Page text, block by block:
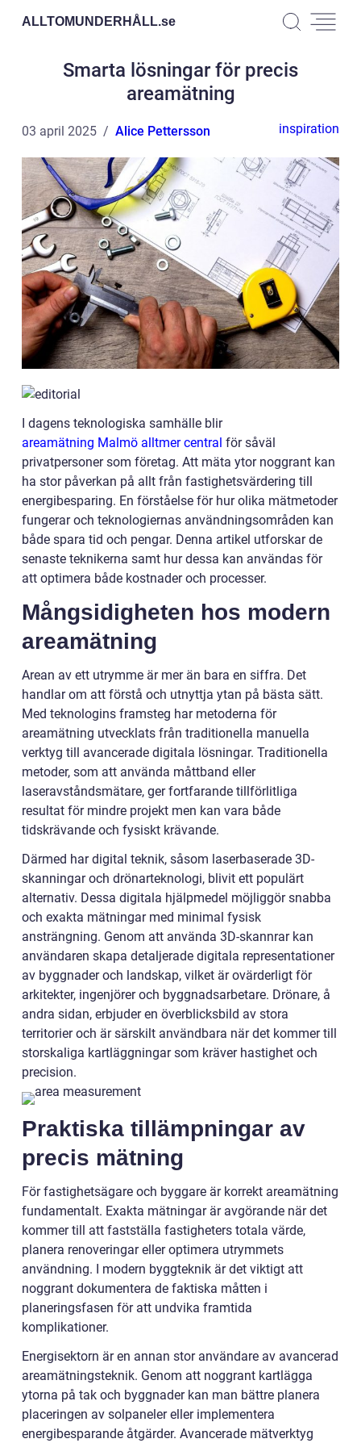
ALLTOMUNDERHÅLL.se
Smarta lösningar för precis
areamätning
03 april 2025 Alice Pettersson inspiration
I dagens teknologiska samhälle blir
areamätning Malmö alltmer central för såväl
privatpersoner som företag. Att mäta ytor noggrant kan
ha stor påverkan på allt från fastighetsvärdering till
energibesparing. En förståelse för hur olika mätmetoder
fungerar och teknologiernas användningsområden kan
både spara tid och pengar. Denna artikel utforskar de
senaste teknikerna samt hur dessa kan användas för
att optimera både kostnader och processer.
Mångsidigheten hos modern
areamätning
Arean av ett utrymme är mer än bara en siffra. Det
handlar om att förstå och utnyttja ytan på bästa sätt.
Med teknologins framsteg har metoderna för
areamätning utvecklats från traditionella manuella
verktyg till avancerade digitala lösningar. Traditionella
metoder, som att använda måttband eller
laseravståndsmätare, ger fortfarande tillförlitliga
resultat för mindre projekt men kan vara både
tidskrävande och fysiskt krävande.
Därmed har digital teknik, såsom laserbaserade 3D-
skanningar och drönarteknologi, blivit ett populärt
alternativ. Dessa digitala hjälpmedel möjliggör snabba
och exakta mätningar med minimal fysisk
ansträngning. Genom att använda 3D-skannrar kan
användaren skapa detaljerade digitala representationer
av byggnader och landskap, vilket är ovärderligt för
arkitekter, ingenjörer och byggnadsarbetare. Drönare, å
andra sidan, erbjuder en överblicksbild av stora
territorier och är särskilt användbara när det kommer till
storskaliga kartläggningar som kräver hastighet och
precision.
Praktiska tillämpningar av
precis mätning
För fastighetsägare och byggare är korrekt areamätning
fundamentalt. Exakta mätningar är avgörande när det
kommer till att fastställa fastigheters totala värde,
planera renoveringar eller optimera utrymmets
användning. I modern byggteknik är det viktigt att
noggrant dokumentera de faktiska måtten i
planeringsfasen för att undvika framtida
komplikationer.
Energisektorn är en annan stor användare av avancerad
areamätningsteknik. Genom att noggrant kartlägga
ytorna på tak och byggnader kan man bättre planera
placeringen av solpaneler eller implementera
energibesparande åtgärder. Avancerade mätverktyg